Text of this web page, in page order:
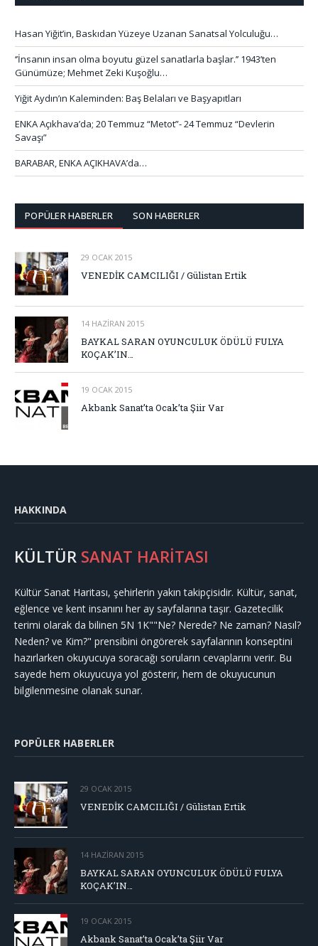
Hasan Yiğit’in, Baskıdan Yüzeye Uzanan Sanatsal Yolculuğu…
‘’İnsanın insan olma boyutu güzel sanatlarla başlar.’’ 1943’ten
Günümüze; Mehmet Zeki Kuşoğlu…
Yiğit Aydın’ın Kaleminden: Baş Belaları ve Başyapıtları
ENKA Açıkhava’da; 20 Temmuz “Metot”- 24 Temmuz “Devlerin
Savaşı”
BARABAR, ENKA AÇIKHAVA’da…
POPÜLER HABERLER SON HABERLER
29 OCAK 2015
VENEDİK CAMCILIĞI / Gülistan Ertik
14 HAZIRAN 2015
BAYKAL SARAN OYUNCULUK ÖDÜLÜ FULYA
KOÇAK’IN…
19 OCAK 2015
Akbank Sanat’ta Ocak’ta Şiir Var
HAKKINDA
KÜLTÜR SANAT HARİTASI
Kültür Sanat Haritası, şehirlerin yakın takipçisidir. Kültür, sanat,
eğlence ve kent insanını her ay sayfalarına taşır. Gazetecilik
terimi olarak da bilinen 5N 1K""Ne? Nerede? Ne zaman? Nasıl?
Neden? ve Kim?" prensibini öngörerek sayfalarının konseptini
hazırlarken okuyucuya soracağı soruların cevaplarını verir. Bu
sayede hem okuyucuya yol gösterir, hem de okuyucunun
bilgilenmesine olanak sunar.
POPÜLER HABERLER
29 OCAK 2015
VENEDİK CAMCILIĞI / Gülistan Ertik
14 HAZIRAN 2015
BAYKAL SARAN OYUNCULUK ÖDÜLÜ FULYA
KOÇAK’IN…
19 OCAK 2015
Akbank Sanat’ta Ocak’ta Şiir Var